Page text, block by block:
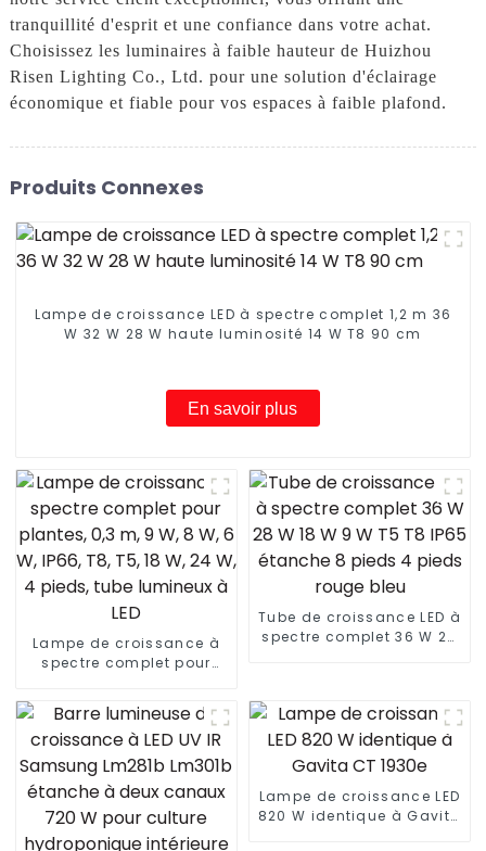
tranquillité d'esprit et une confiance dans votre achat.
Choisissez les luminaires à faible hauteur de Huizhou
Risen Lighting Co., Ltd. pour une solution d'éclairage
économique et fiable pour vos espaces à faible plafond.
Produits Connexes
Lampe de croissance LED à spectre complet 1,2 m 36
W 32 W 28 W haute luminosité 14 W T8 90 cm
En savoir plus
Lampe de croissance à
spectre complet pour
W, IP66, T8, T5, 18 W, 24 W,
4 pieds, tube lumineux à
LED
Tube de croissance LED à
spectre complet 36 W 28
Lampe de croissance LED
820 W identique à Gavita